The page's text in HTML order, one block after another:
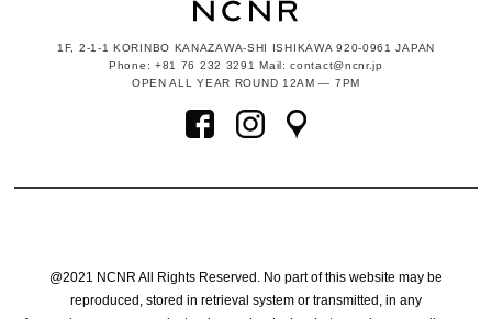
1F, 2-1-1KORINBO KANAZAWA-SHI ISHIKAWA 920-0961 JAPAN
Phone: +81 76 232 3291 Mail: contact@ncnr.jp
OPEN ALL YEAR ROUND 12AM — 7PM
@2021 NCNR All Rights Reserved. No part of this website may be
reproduced, stored in retrieval system or transmitted, in any